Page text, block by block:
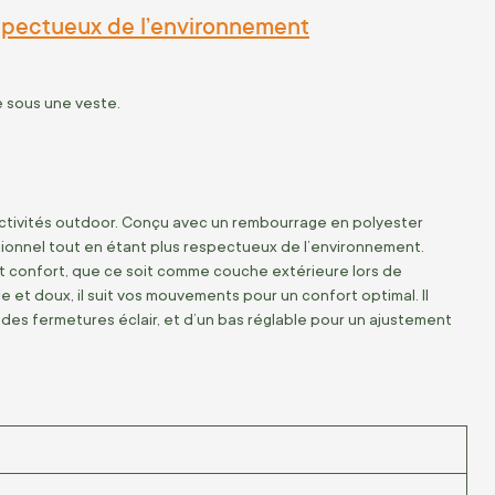
de l’environnement
une veste.
outdoor. Conçu avec un rembourrage en polyester
tout en étant plus respectueux de l’environnement.
que ce soit comme couche extérieure lors de
doux, il suit vos mouvements pour un confort optimal. Il
fermetures éclair, et d’un bas réglable pour un ajustement